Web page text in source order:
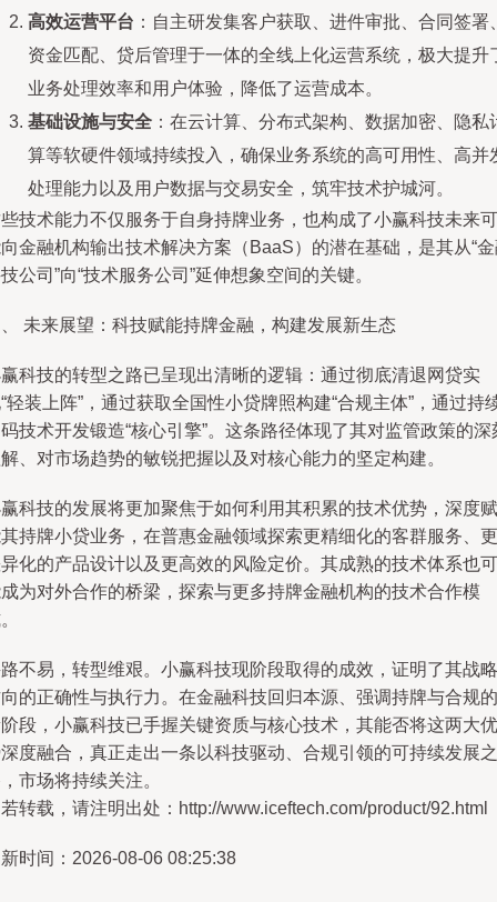
高效运营平台 ：自主研发集客户获取、进件审批、合同签署
资金匹配、贷后管理于一体的全线上化运营系统，极大提升
业务处理效率和用户体验，降低了运营成本。
基础设施与安全 ：在云计算、分布式架构、数据加密、隐私
算等软硬件领域持续投入，确保业务系统的高可用性、高并
处理能力以及用户数据与交易安全，筑牢技术护城河。
技术能力不仅服务于自身持牌业务，也构成了小赢科技未来可
金融机构输出技术解决方案（BaaS）的潜在基础，是其从“
公司”向“技术服务公司”延伸想象空间的关键。
未来展望：科技赋能持牌金融，构建发展新生态
科技的转型之路已呈现出清晰的逻辑：通过彻底清退网贷实
轻装上阵”，通过获取全国性小贷牌照构建“合规主体”，通过持
技术开发锻造“核心引擎”。这条路径体现了其对监管政策的深
、对市场趋势的敏锐把握以及对核心能力的坚定构建。
科技的发展将更加聚焦于如何利用其积累的技术优势，深度赋
持牌小贷业务，在普惠金融领域探索更精细化的客群服务、更
化的产品设计以及更高效的风险定价。其成熟的技术体系也可
为对外合作的桥梁，探索与更多持牌金融机构的技术合作模
不易，转型维艰。小赢科技现阶段取得的成效，证明了其战略
的正确性与执行力。在金融科技回归本源、强调持牌与合规的
段，小赢科技已手握关键资质与核心技术，其能否将这两大优
度融合，真正走出一条以科技驱动、合规引领的可持续发展之
市场将持续关注。
转载，请注明出处：http://www.iceftech.com/product/92.html
时间：2026-08-06 08:25:38